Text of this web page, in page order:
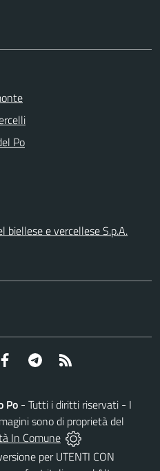
Po
biellese e vercellese S.p.A.
Facebook Telegram
Po - Tutti i diritti riservati - I
sono di proprietà del
In Comune
per UTENTI CON